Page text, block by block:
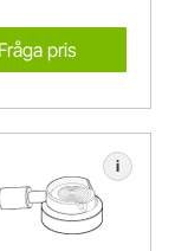
Fråga pris
i